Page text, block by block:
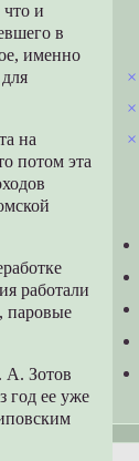
и
в
именно
на
потом эта
работали
паровые
А. Зотов
год ее уже